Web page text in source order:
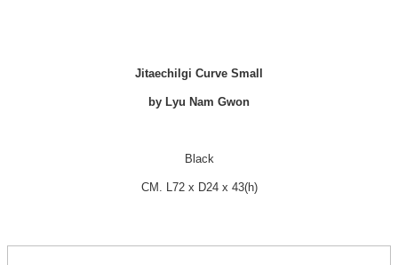
Jitaechilgi Curve Small
by Lyu Nam Gwon
Black
CM. L72 x D24 x 43(h)